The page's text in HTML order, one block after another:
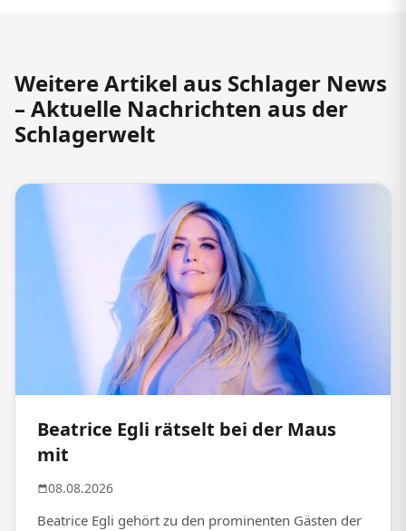
Weitere Artikel aus Schlager News
– Aktuelle Nachrichten aus der
Schlagerwelt
Beatrice Egli rätselt bei der Maus
mit
08.08.2026
Beatrice Egli gehört zu den prominenten Gästen der